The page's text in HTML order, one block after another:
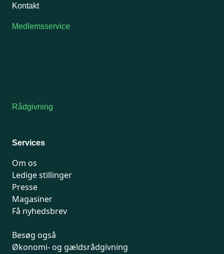
Kontakt
Medlemsservice
Rådgivning
Services
Om os
Ledige stillinger
Presse
Magasiner
Få nyhedsbrev
Besøg også
Økonomi- og gældsrådgivning